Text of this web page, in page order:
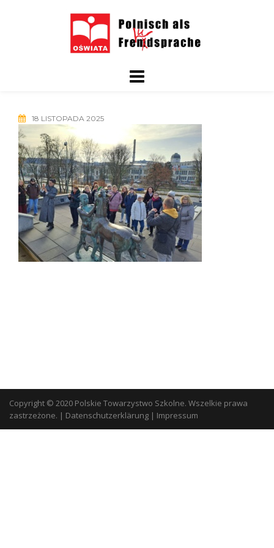
18 LISTOPADA 2025
Copyright © 2020 Polskie Towarzystwo Szkolne. Wszelkie prawa
zastrzeżone. | Datenschutzerklärung | Impressum